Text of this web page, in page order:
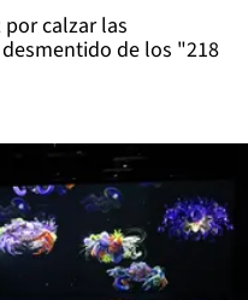
por calzar las
de los "218